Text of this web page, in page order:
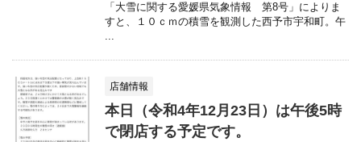
「大雪に関する愛媛県気象情報 第8号」によりま
すと、１０ｃｍの積雪を観測した西予市宇和町。午
...
店舗情報
本日（令和4年12月23日）は午後5時
で閉店する予定です。